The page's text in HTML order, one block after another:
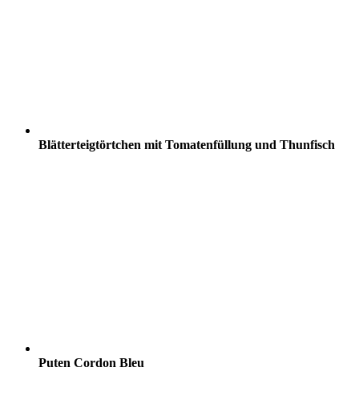
Blätterteigtörtchen mit Tomatenfüllung und Thunfisch
Puten Cordon Bleu